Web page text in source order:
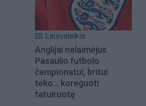
Laisvalaikis
Anglijai nelaimėjus
Pasaulio futbolo
čempionatui, britui
teko... koreguoti
tatuiruotę